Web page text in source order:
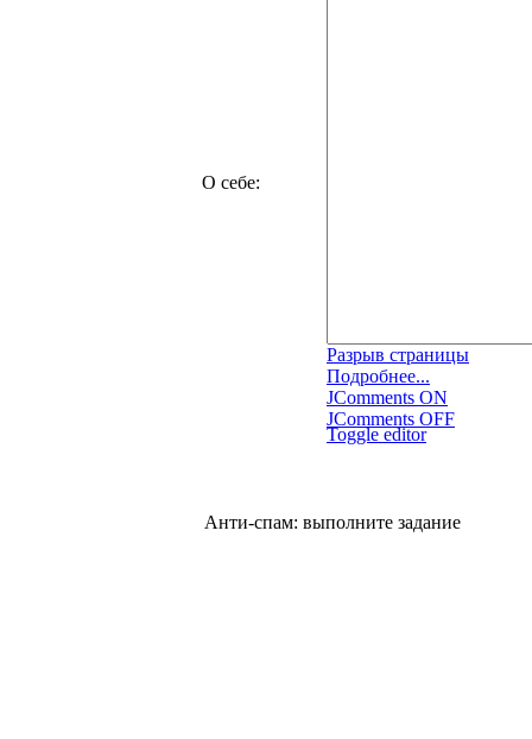
О себе:
Разрыв страницы
Подробнее...
JComments ON
JComments OFF
Toggle editor
Анти-спам: выполните задание